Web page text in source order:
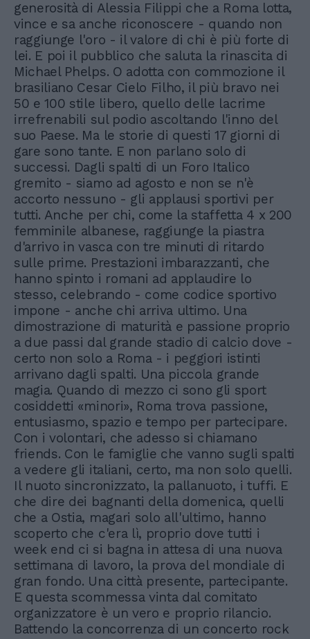
generosità di Alessia Filippi che a Roma lotta,
vince e sa anche riconoscere - quando non
raggiunge l'oro - il valore di chi è più forte di
lei. E poi il pubblico che saluta la rinascita di
Michael Phelps. O adotta con commozione il
brasiliano Cesar Cielo Filho, il più bravo nei
50 e 100 stile libero, quello delle lacrime
irrefrenabili sul podio ascoltando l'inno del
suo Paese. Ma le storie di questi 17 giorni di
gare sono tante. E non parlano solo di
successi. Dagli spalti di un Foro Italico
gremito - siamo ad agosto e non se n'è
accorto nessuno - gli applausi sportivi per
tutti. Anche per chi, come la staffetta 4 x 200
femminile albanese, raggiunge la piastra
d'arrivo in vasca con tre minuti di ritardo
sulle prime. Prestazioni imbarazzanti, che
hanno spinto i romani ad applaudire lo
stesso, celebrando - come codice sportivo
impone - anche chi arriva ultimo. Una
dimostrazione di maturità e passione proprio
a due passi dal grande stadio di calcio dove -
certo non solo a Roma - i peggiori istinti
arrivano dagli spalti. Una piccola grande
magia. Quando di mezzo ci sono gli sport
cosiddetti «minori», Roma trova passione,
entusiasmo, spazio e tempo per partecipare.
Con i volontari, che adesso si chiamano
friends. Con le famiglie che vanno sugli spalti
a vedere gli italiani, certo, ma non solo quelli.
Il nuoto sincronizzato, la pallanuoto, i tuffi. E
che dire dei bagnanti della domenica, quelli
che a Ostia, magari solo all'ultimo, hanno
scoperto che c'era lì, proprio dove tutti i
week end ci si bagna in attesa di una nuova
settimana di lavoro, la prova del mondiale di
gran fondo. Una città presente, partecipante.
E questa scommessa vinta dal comitato
organizzatore è un vero e proprio rilancio.
Battendo la concorrenza di un concerto rock